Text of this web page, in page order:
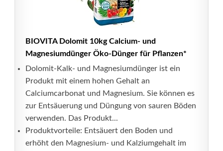
BIOVITA Dolomit 10kg Calcium- und
Magnesiumdünger Öko-Dünger für Pflanzen*
Dolomit-Kalk- und Magnesiumdünger ist ein
Produkt mit einem hohen Gehalt an
Calciumcarbonat und Magnesium. Sie können es
zur Entsäuerung und Düngung von sauren Böden
verwenden. Das Produkt...
Produktvorteile: Entsäuert den Boden und
erhöht den Magnesium- und Kalziumgehalt im